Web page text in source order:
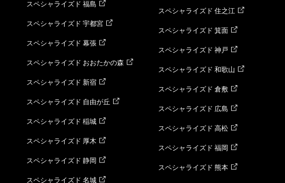
スペシャライズド 福島
スペシャライズド 宇都宮
スペシャライズド 幕張
スペシャライズド おおたかの森
スペシャライズド 新宿
スペシャライズド 自由が丘
スペシャライズド 稲城
スペシャライズド 厚木
スペシャライズド 静岡
スペシャライズド 名城
スペシャライズド 住之江
スペシャライズド 箕面
スペシャライズド 神戸
スペシャライズド 和歌山
スペシャライズド 倉敷
スペシャライズド 広島
スペシャライズド 高松
スペシャライズド 福岡
スペシャライズド 熊本